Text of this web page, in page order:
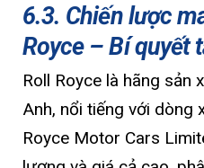
6.3. Chiến lược
Royce – Bí quyết
Roll Royce là hãng sản
Anh, nổi tiếng với dòng
Royce Motor Cars